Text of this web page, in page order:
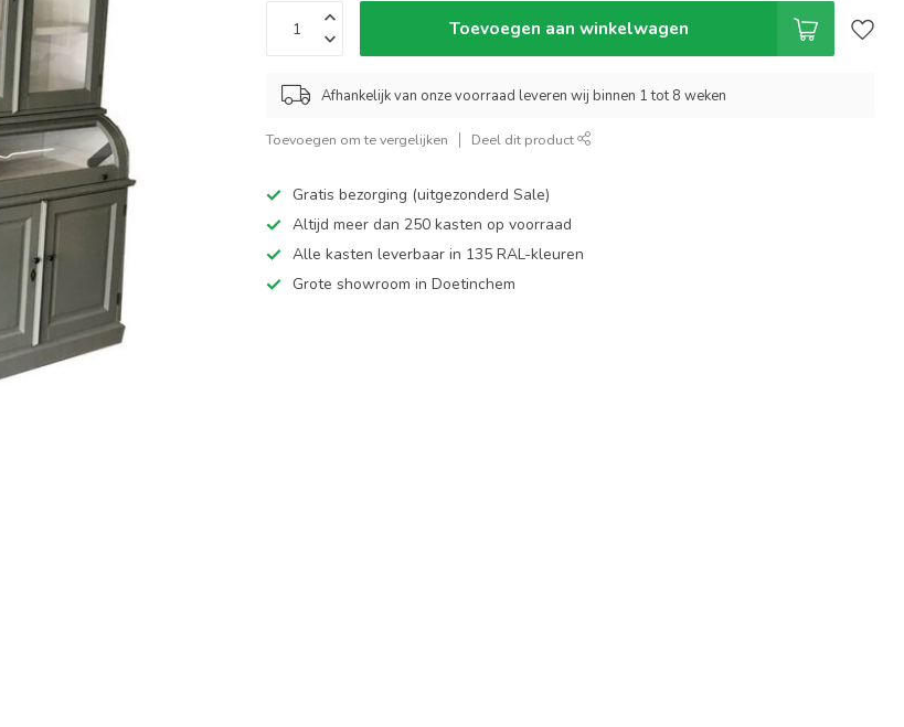
Toevoegen aan winkelwagen
Afhankelijk van onze voorraad leveren wij binnen 1 tot 8 weken
Toevoegen om te vergelijken Deel dit product
Gratis bezorging (uitgezonderd Sale)
Altijd meer dan 250 kasten op voorraad
Alle kasten leverbaar in 135 RAL-kleuren
Grote showroom in Doetinchem